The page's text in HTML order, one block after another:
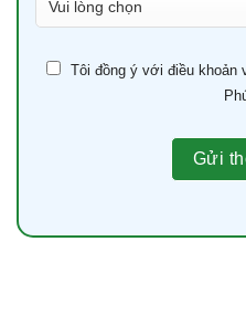
Tôi đồng ý với điều khoản